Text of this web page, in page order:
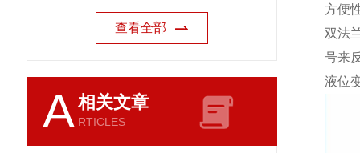
查看全部
A相关文章
RTICLES
方便
双法
号来
液位